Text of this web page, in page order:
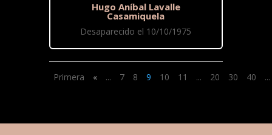
Hugo Aníbal Lavalle
Casamiquela
Desaparecido el 10/10/1975
Primera « ... 7 8 9 10 11 ... 20 30 40 ...